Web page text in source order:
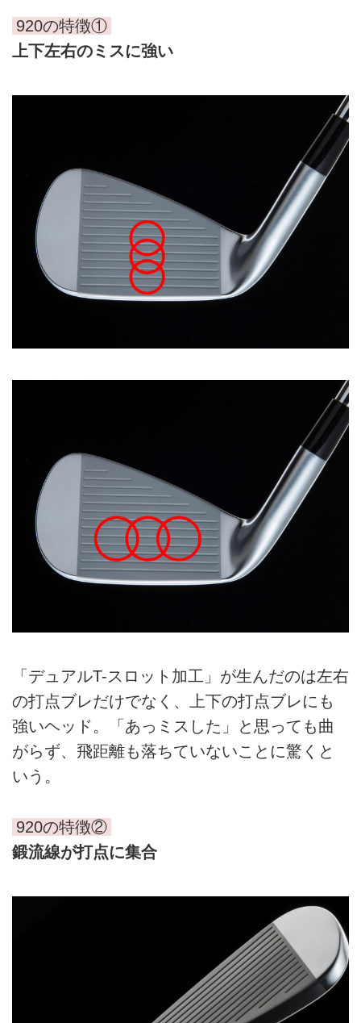
920の特徴①
上下左右のミスに強い
「デュアルT-スロット加工」が生んだのは左右
の打点ブレだけでなく、上下の打点ブレにも
強いヘッド。「あっミスした」と思っても曲
がらず、飛距離も落ちていないことに驚くと
いう。
920の特徴②
鍛流線が打点に集合